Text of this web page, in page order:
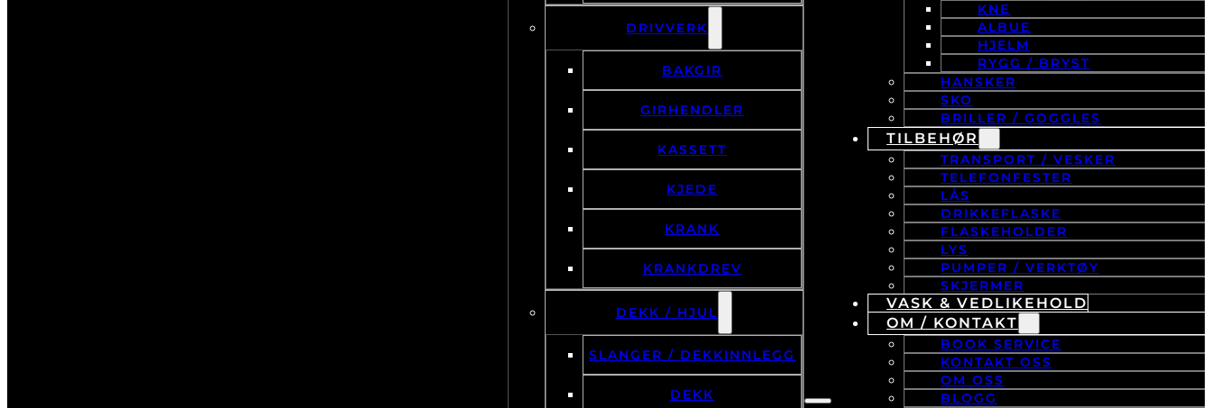
DRIVVERK
BAKGIR
GIRHENDLER
KASSETT
KJEDE
KRANK
KRANKDREV
DEKK / HJUL
SLANGER / DEKKINNLEGG
DEKK
KNE
ALBUE
HJELM
RYGG / BRYST
HANSKER
SKO
BRILLER / GOGGLES
TILBEHØR
TRANSPORT / VESKER
TELEFONFESTER
LÅS
DRIKKEFLASKE
FLASKEHOLDER
LYS
PUMPER / VERKTØY
SKJERMER
VASK & VEDLIKEHOLD
OM / KONTAKT
BOOK SERVICE
KONTAKT OSS
OM OSS
BLOGG